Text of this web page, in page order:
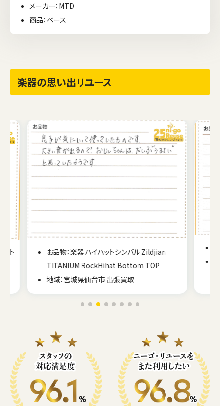
メーカー：MTD
商品：ベース
楽器の思い出リユース
お品物：楽器 打楽器 和太鼓
地域：福島県いわき市 出張買取